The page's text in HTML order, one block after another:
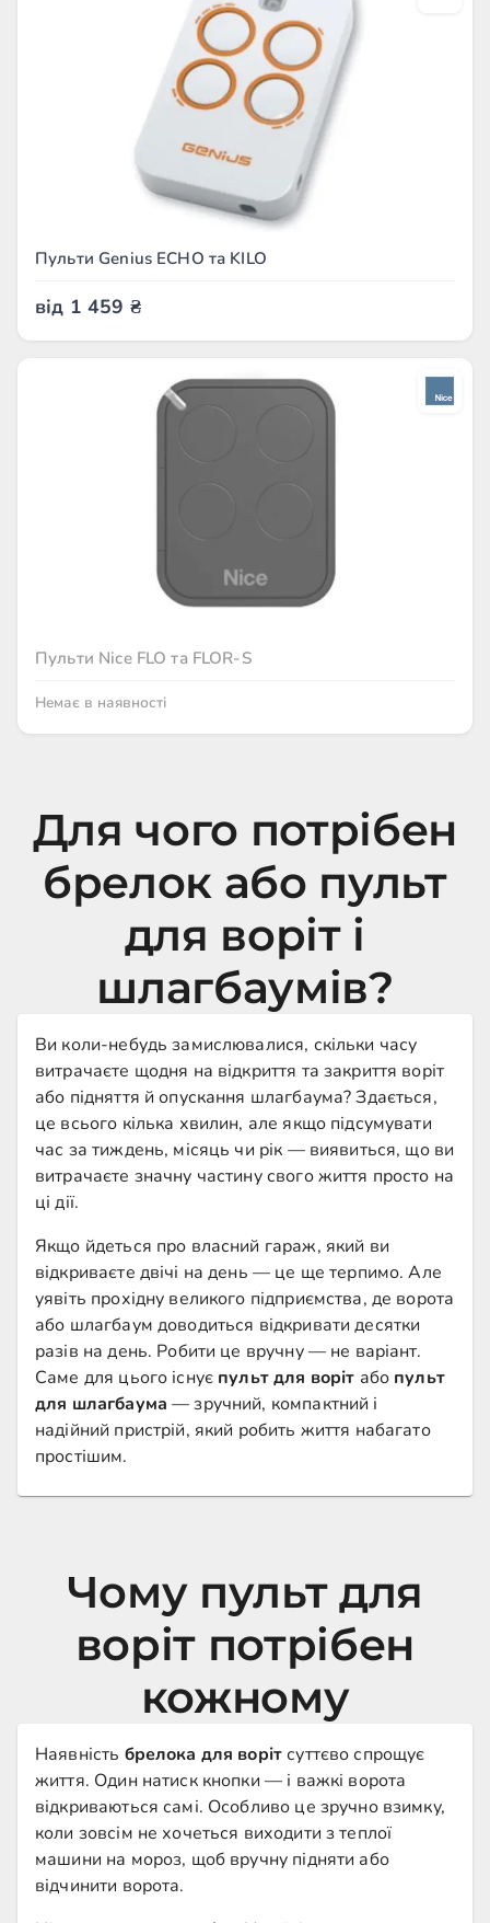
Пульти Genius ECHO та KILO
від 1 459 ₴
Пульти Nice FLO та FLOR-S
Немає в наявності
Для чого потрібен
брелок або пульт
для воріт і
шлагбаумів?
Ви коли-небудь замислювалися, скільки часу
витрачаєте щодня на відкриття та закриття воріт
або підняття й опускання шлагбаума? Здається,
це всього кілька хвилин, але якщо підсумувати
час за тиждень, місяць чи рік — виявиться, що ви
витрачаєте значну частину свого життя просто на
ці дії.
Якщо йдеться про власний гараж, який ви
відкриваєте двічі на день — це ще терпимо. Але
уявіть прохідну великого підприємства, де ворота
або шлагбаум доводиться відкривати десятки
разів на день. Робити це вручну — не варіант.
Саме для цього існує пульт для воріт або пульт
для шлагбаума — зручний, компактний і
надійний пристрій, який робить життя набагато
простішим.
Чому пульт для
воріт потрібен
кожному
Наявність брелока для ворітсуттєво спрощує
життя. Один натиск кнопки — і важкі ворота
відкриваються самі. Особливо це зручно взимку,
коли зовсім не хочеться виходити з теплої
машини на мороз, щоб вручну підняти або
відчинити ворота.